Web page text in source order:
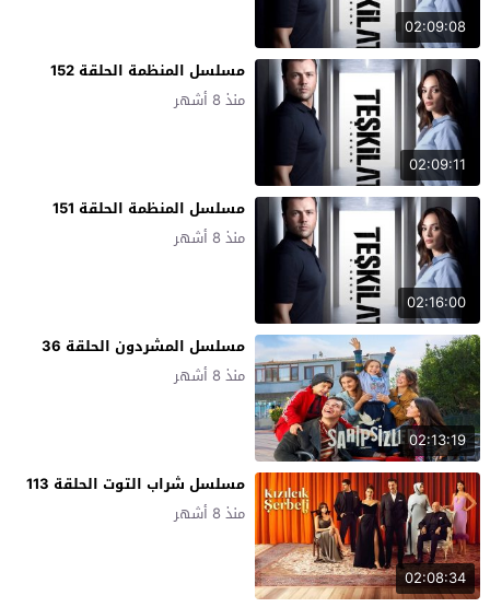
02:09:08
02:09:11
مسلسل المنظمة الحلقة 152
منذ 8 أشهر
02:16:00
مسلسل المنظمة الحلقة 151
منذ 8 أشهر
02:13:19
مسلسل المشردون الحلقة 36
منذ 8 أشهر
02:08:34
مسلسل شراب التوت الحلقة 113
منذ 8 أشهر